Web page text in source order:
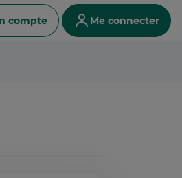
compte Me connecter